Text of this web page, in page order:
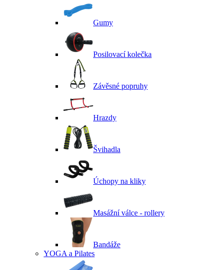
Gumy
Posilovací kolečka
Závěsné popruhy
Hrazdy
Švihadla
Úchopy na kliky
Masážní válce - rollery
Bandáže
YOGA a Pilates